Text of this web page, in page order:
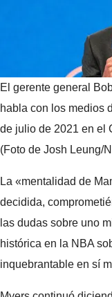
El gerente general
habla con los medios
de julio de 2021 en el
(Foto de Josh Leung/
La «mentalidad de
decidida,
las dudas sobre uno
histórica en la NBA
inquebrantable en sí